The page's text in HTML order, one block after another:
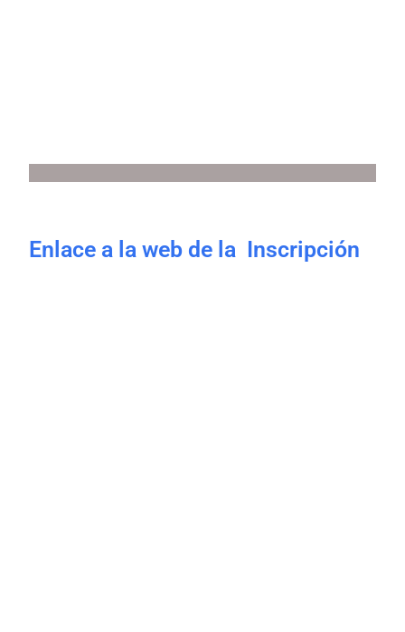
Enlace a la web de la Inscripción